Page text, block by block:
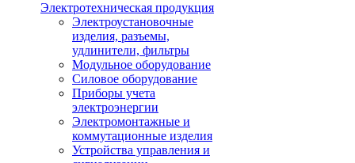
Электротехническая продукция
Электроустановочные
изделия, разъемы,
удлинители, фильтры
Модульное оборудование
Силовое оборудование
Приборы учета
электроэнергии
Электромонтажные и
коммутационные изделия
Устройства управления и